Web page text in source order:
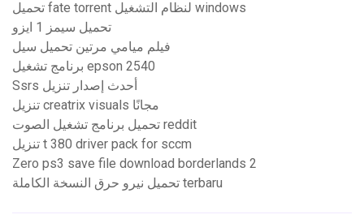
تحميل fate torrent لنظام التشغيل windows
تحميل سيمز 1 ايزو
فيلم ميامي مرتين تحميل سيل
برنامج تشغيل epson 2540
Ssrs أحدث إصدار تنزيل
تنزيل creatrix visuals مجانًا
تحميل برنامج تشغيل الصوت reddit
تنزيل t 380 driver pack for sccm
Zero ps3 save file download borderlands 2
تحميل نيرو حرق النسخة الكاملة terbaru